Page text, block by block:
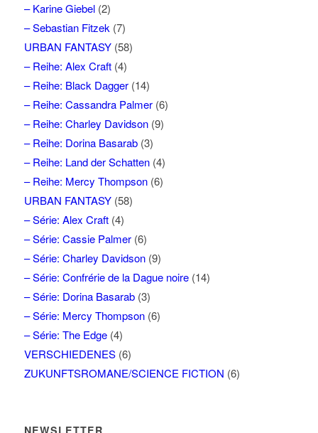
– Karine Giebel(2)
– Sebastian Fitzek(7)
URBAN FANTASY(58)
– Reihe: Alex Craft(4)
– Reihe: Black Dagger(14)
– Reihe: Cassandra Palmer(6)
– Reihe: Charley Davidson(9)
– Reihe: Dorina Basarab(3)
– Reihe: Land der Schatten(4)
– Reihe: Mercy Thompson(6)
URBAN FANTASY(58)
– Série: Alex Craft(4)
– Série: Cassie Palmer(6)
– Série: Charley Davidson(9)
– Série: Confrérie de la Dague noire(14)
– Série: Dorina Basarab(3)
– Série: Mercy Thompson(6)
– Série: The Edge(4)
VERSCHIEDENES(6)
ZUKUNFTSROMANE/SCIENCE FICTION (6)